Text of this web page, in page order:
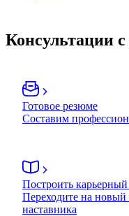
Консультации
Готовое резюме
Составим
Построить
Переходите на
наставника